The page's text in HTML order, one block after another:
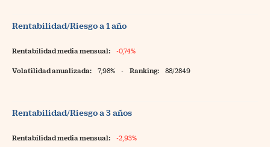
Rentabilidad/Riesgo a 1 año
Rentabilidad media mensual: -0,74%
Volatilidad anualizada: 7,98% - Ranking: 88/2849
Rentabilidad/Riesgo a 3 años
Rentabilidad media mensual: -2,93%